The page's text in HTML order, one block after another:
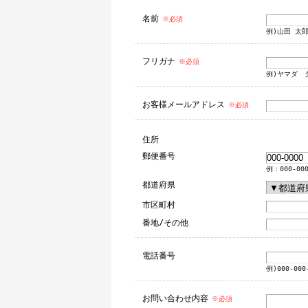
名前 ※必須
例)山田 太郎
フリガナ
※必須
例)ヤマダ
お客様メールアドレス ※必須
住所
郵便番号
例：000-
都道府県
市区町村
番地/その他
電話番号
例)000-
お問い合わせ内容 ※必須